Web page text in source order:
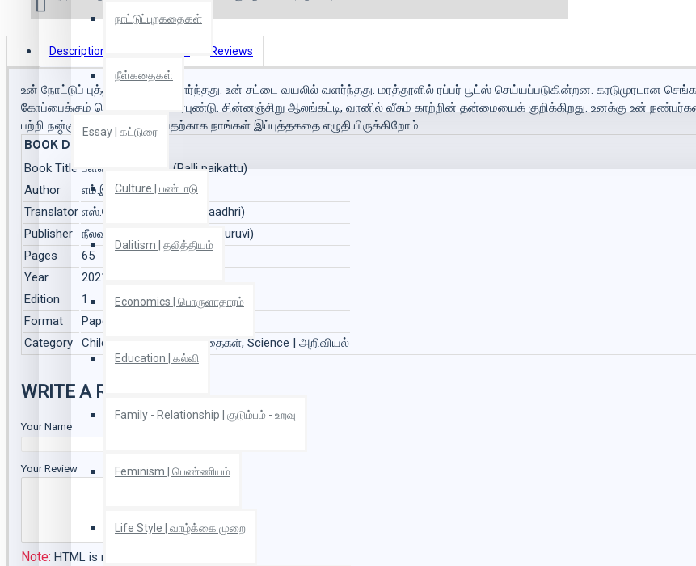
நாட்டுப்புறகதைகள்
நீள்கதைகள்
Essay | கட்டுரை
Culture | பண்பாடு
Dalitism | தலித்தியம்
Economics | பொருளாதாரம்
Education | கல்வி
Family - Relationship | குடும்பம் - உறவு
Feminism | பெண்ணியம்
Life Style | வாழ்க்கை முறை
Description Reviews
உன் நோட்டுப் புத்தகம் காட்டில் வளர்ந்தது. உன் சட்டை வயலில் வளர்ந்தது. மரத்தூளில் ரப்பர் பூட்ஸ் செய்யப்படுகின்றன. கரடுமுரடான
கோப்பைக்கும் நெருங்கிய தொடர்புண்டு. சின்னஞ்சிறு ஆலங்கட்டி, வானில் வீசும் காற்றின் தன்மையைக் குறிக்கிறது. உனக்கு உன்
பற்றி நன்கு நீ அறிந்துகொள்வதற்காக நாங்கள் இப்புத்தகதை எழுதியிருக்கிறோம்.
BOOK DETAILS
Book Title பள்ளிப் பைக்கட்டு (Palli paikattu)
Author
எம்.இலியீன் (Em.Iliyeen)
Translator எஸ்.தோதாத்ரி (Es.Thodhaadhri)
Publisher
நீலவால் குருவி (Neelavaal Kuruvi)
Pages
65
Year
2021
Edition
1
Format
Paper Back
Category
Children Story | சிறார் கதைகள், Science | அறிவியல்
WRITE A REVIEW
Your Name
Your Review
Note: HTML is not translated!